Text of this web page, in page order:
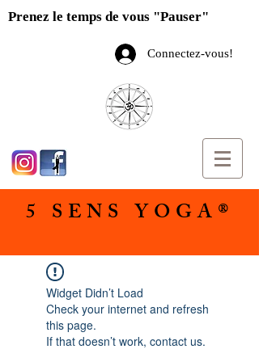
Prenez le temps de vous "Pauser"
Connectez-vous!
5 SENS YOGA®
Widget Didn’t Load
Check your internet and refresh
this page.
If that doesn’t work, contact us.